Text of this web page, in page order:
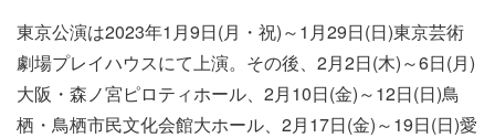
東京公演は2023年1月9日(月・祝)～1月29日(日)東京芸術
劇場プレイハウスにて上演。その後、2月2日(木)～6日(月)
大阪・森ノ宮ピロティホール、2月10日(金)～12日(日)鳥
栖・鳥栖市民文化会館大ホール、2月17日(金)～19日(日)愛